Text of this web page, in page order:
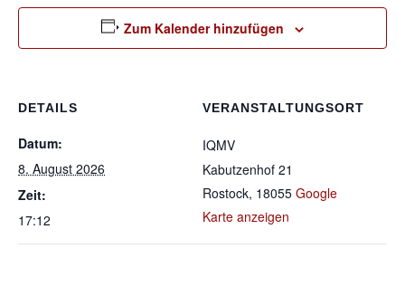
Zum Kalender hinzufügen
DETAILS
Datum:
8. August 2026
Zeit:
17:12
VERANSTALTUNGSORT
IQMV
Kabutzenhof 21
Rostock, 18055 Google
Karte anzeigen